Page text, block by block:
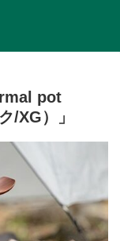
pot
/XG）」